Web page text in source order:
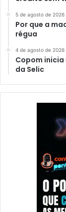
5 de agosto de 2026
Por que a
régua
4 de agosto de 2026
Copom
da Selic